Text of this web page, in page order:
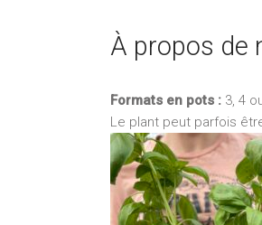
À propos de
Formats en pots : 3, 4
Le plant peut parfois